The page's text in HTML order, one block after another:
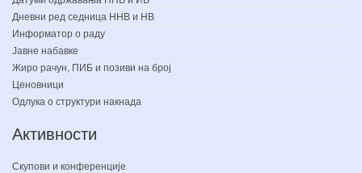
Дневни ред седница ННВ и НВ
Информатор о раду
Јавне набавке
Жиро рачун, ПИБ и позиви на број
Ценовници
Одлука о структури накнада
Активности
Скупови и конференције